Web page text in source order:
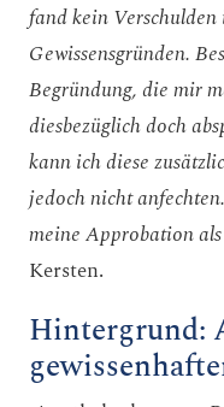
fand kein
Gewissensgründen.
Begründung, die mir
diesbezüglich doch
kann ich diese
jedoch nicht
meine Approbation
Kersten.
Hintergrund: